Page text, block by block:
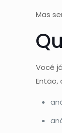
Mas
Você
Então,